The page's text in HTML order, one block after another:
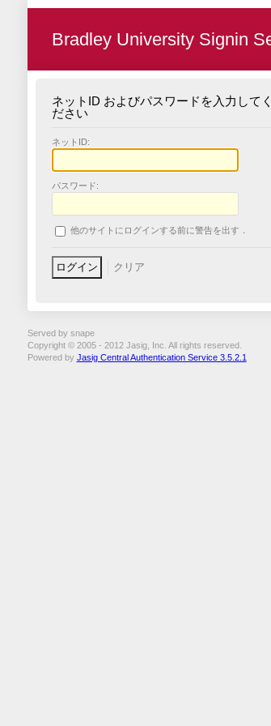
Bradley University Signin
ネットID およびパスワードを入力してく
ださい
ネットID:
パスワード:
他のサイトにログインする前に警告を出す．
Served by snape
Copyright © 2005 - 2012 Jasig, Inc. All rights reserved.
Powered by Jasig Central Authentication Service 3.5.2.1